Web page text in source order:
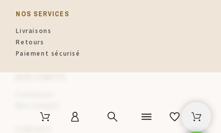
NOS SERVICES
Livraisons
Retours
Paiement sécurisé